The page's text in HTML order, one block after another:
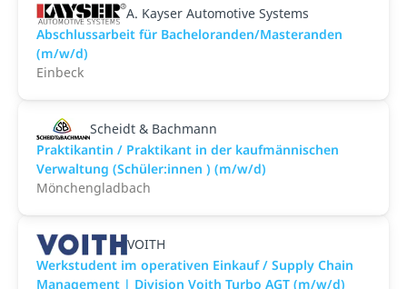
A. Kayser Automotive Systems
Abschlussarbeit für Bacheloranden/Masteranden
(m/w/d)
Einbeck
Scheidt & Bachmann
Praktikantin / Praktikant in der kaufmännischen
Verwaltung (Schüler:innen ) (m/w/d)
Mönchengladbach
VOITH
Werkstudent im operativen Einkauf / Supply Chain
Management | Division Voith Turbo AGT (m/w/d)